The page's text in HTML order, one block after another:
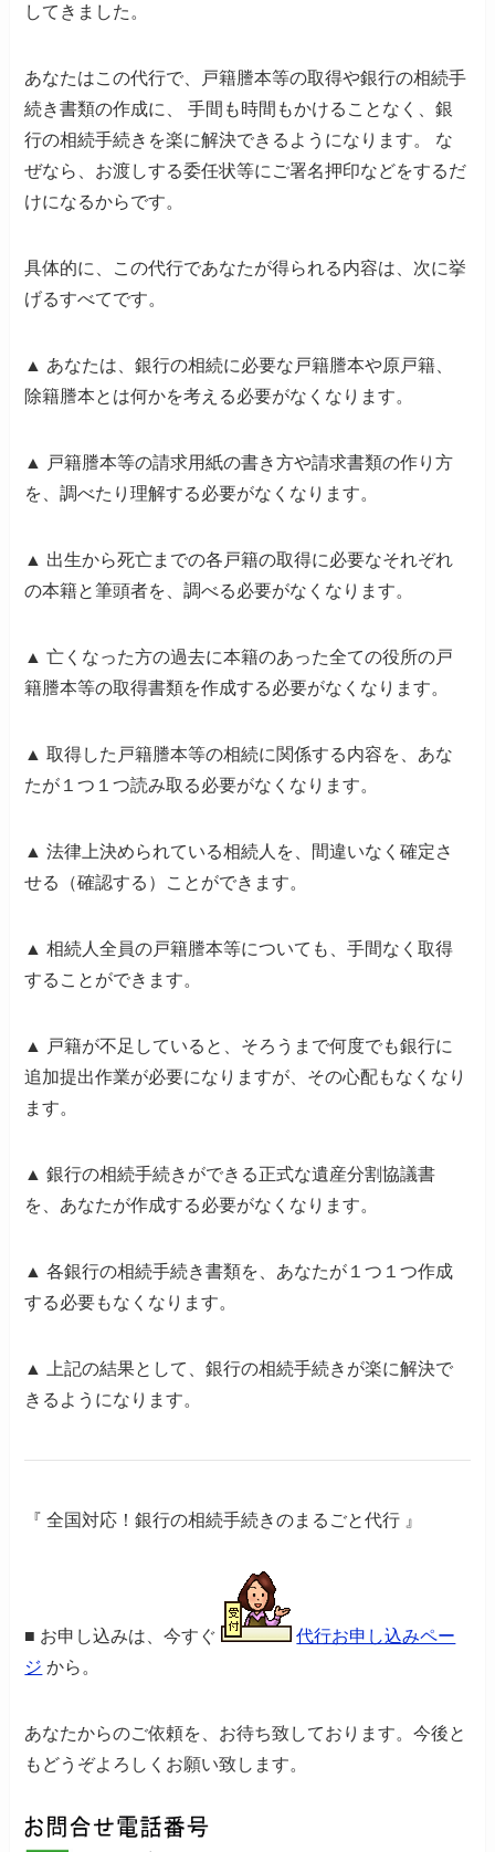
してきました。
あなたはこの代行で、戸籍謄本等の取得や銀行の相続手
続き書類の作成に、
手間も時間もかけることなく、銀
行の相続手続きを楽に解決できるようになります。
な
ぜなら、お渡しする委任状等にご署名押印などをするだ
けになるからです。
具体的に、この代行であなたが得られる内容は、次に挙
げるすべてです。
▲ あなたは、銀行の相続に必要な戸籍謄本や原戸籍、
除籍謄本とは何かを考える必要がなくなります。
▲
戸籍謄本等の請求用紙の書き方や請求書類の作り方
を、調べたり理解する必要がなくなります。
▲ 出生から死亡までの各戸籍の取得に必要なそれぞれ
の本籍と筆頭者を、調べる必要がなくなります。
▲ 亡くなった方の過去に本籍のあった全ての役所の戸
籍謄本等の取得書類を作成する必要がなくなります。
▲ 取得した戸籍謄本等の相続に関係する内容を、あな
たが１つ１つ読み取る必要がなくなります。
▲ 法律上決められている相続人を、間違いなく確定さ
せる（確認する）ことができます。
▲ 相続人全員の戸籍謄本等についても、手間なく取得
することができます。
▲
戸籍が不足していると、そろうまで何度でも銀行に
追加提出作業が必要になりますが、その心配もなくなり
ます。
▲ 銀行の相続手続きができる正式な遺産分割協議書
を、あなたが作成する必要がなくなります。
▲ 各銀行の相続手続き書類を、あなたが１つ１つ作成
する必要もなくなります。
▲
上記の結果として、銀行の相続手続きが楽に解決で
きるようになります。
『 全国対応！銀行の相続手続きのまるごと代行 』
■ お申し込みは、今すぐ
代行お申し込みペー
ジ から。
あなたからのご依頼を、お待ち致しております。今後と
もどうぞよろしくお願い致します。